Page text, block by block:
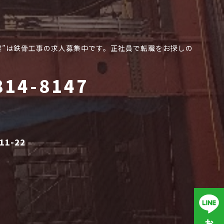
は鉄骨工事の求人募集中です。正社員で転職をお探しの
8147
11-22